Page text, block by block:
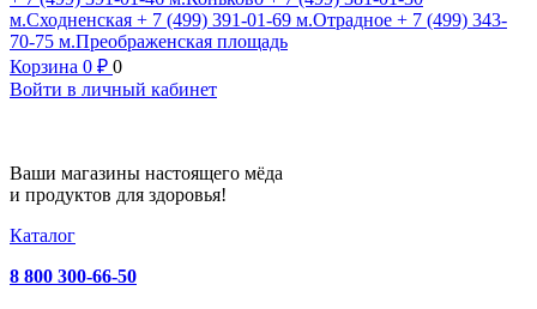
м.Сходненская + 7 (499) 391-01-69 м.Отрадное + 7 (499) 343-
70-75 м.Преображенская площадь
Корзина 0 ₽ 0
Войти в личный кабинет
Ваши магазины настоящего мёда
и продуктов для здоровья!
Каталог
8 800 300-66-50